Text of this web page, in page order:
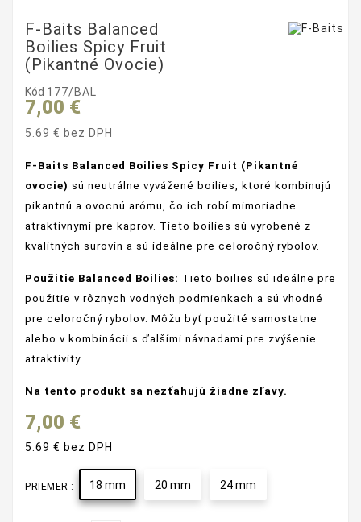
F-Baits Balanced
Boilies Spicy Fruit
(Pikantné Ovocie)
Kód 177/BAL
7,00 €
5.69 € bez DPH
F-Baits Balanced Boilies Spicy Fruit (Pikantné
ovocie) sú neutrálne vyvážené boilies, ktoré kombinujú
pikantnú a ovocnú arómu, čo ich robí mimoriadne
atraktívnymi pre kaprov. Tieto boilies sú vyrobené z
kvalitných surovín a sú ideálne pre celoročný rybolov.
Použitie Balanced Boilies: Tieto boilies sú ideálne pre
použitie v rôznych vodných podmienkach a sú vhodné
pre celoročný rybolov. Môžu byť použité samostatne
alebo v kombinácii s ďalšími návnadami pre zvýšenie
atraktivity.
Na tento produkt sa nezťahujú žiadne zľavy.
7,00 €
5.69 € bez DPH
PRIEMER : 18 mm 20 mm 24 mm